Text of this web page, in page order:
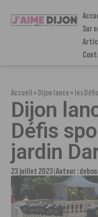
Sur
Accueil»Dijon lance « les
Dijon
Défis
jardin
23 juillet 2023 Auteur :